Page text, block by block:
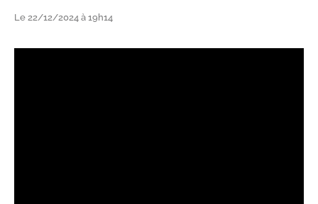
Le 22/12/2024 à 19h14